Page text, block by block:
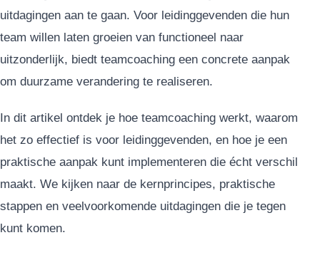
uitdagingen aan te gaan. Voor leidinggevenden die hun
team willen laten groeien van functioneel naar
uitzonderlijk, biedt teamcoaching een concrete aanpak
om duurzame verandering te realiseren.
In dit artikel ontdek je hoe teamcoaching werkt, waarom
het zo effectief is voor leidinggevenden, en hoe je een
praktische aanpak kunt implementeren die écht verschil
maakt. We kijken naar de kernprincipes, praktische
stappen en veelvoorkomende uitdagingen die je tegen
kunt komen.